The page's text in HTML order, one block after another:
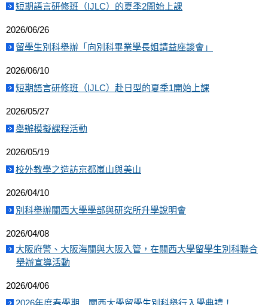
短期語言研修班（IJLC）的夏季2開始上課
2026/06/26
留學生別科舉辦「向別科畢業學長姐請益座談會」
2026/06/10
短期語言研修班（IJLC）赴日型的夏季1開始上課
2026/05/27
舉辦模擬課程活動
2026/05/19
校外教學之造訪京都嵐山與美山
2026/04/10
別科舉辦關西大學學部與研究所升學說明會
2026/04/08
大阪府警、大阪海關與大阪入管，在關西大學留學生別科聯合
舉辦宣導活動
2026/04/06
2026年度春學期 關西大學留學生別科舉行入學典禮！